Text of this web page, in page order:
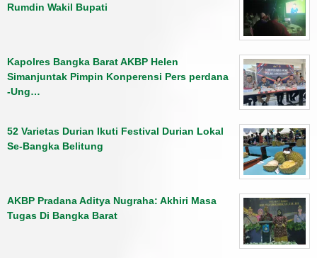
Rumdin Wakil Bupati
Kapolres Bangka Barat AKBP Helen
Simanjuntak Pimpin Konperensi Pers perdana
-Ung…
52 Varietas Durian Ikuti Festival Durian Lokal
Se-Bangka Belitung
AKBP Pradana Aditya Nugraha: Akhiri Masa
Tugas Di Bangka Barat